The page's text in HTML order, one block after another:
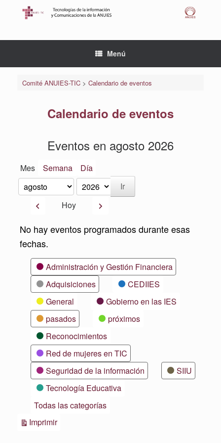
Menú
Comité ANUIES-TIC> Calendario de eventos
Calendario de eventos
Eventos en agosto 2026
Mes Semana Día
Mes
Año
AnteriorHoy Siguiente
No hay eventos programados durante esas
fechas.
CategoríasAdministración y Gestión Financiera
Adquisiciones
CEDIIES
General
Gobierno en las IES
pasados
próximos
Reconocimientos
Red de mujeres en TIC
Seguridad de la información
SIIU
Tecnología Educativa
Todas las categorías
ImprimirVistas